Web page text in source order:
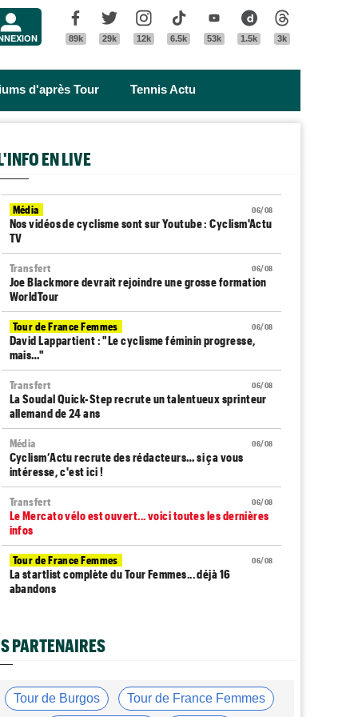
Facebook
89k
Twitter
29k
Instagram
12k
Tik Tok
6.5k
Youtube
53k
Dailymotion
1.5k 3k
d'après Tour Tennis Actu
EN LIVE
06/08
Média
Nos vidéos de cyclisme sont sur Youtube : Cyclism'Actu
TV
06/08
Transfert
Joe Blackmore devrait rejoindre une grosse formation
WorldTour
06/08
Tour de France Femmes
David Lappartient : "Le cyclisme féminin progresse,
mais…"
06/08
Transfert
La Soudal Quick-Step recrute un talentueux sprinteur
allemand de 24 ans
06/08
Média
Cyclism’Actu recrute des rédacteurs… si ça vous
intéresse, c'est ici !
06/08
Transfert
Le Mercato vélo est ouvert... voici toutes les dernières
infos
06/08
Tour de France Femmes
La startlist complète du Tour Femmes... déjà 16
abandons
profil…
La surprise Francisco Campos remporte la 1ère étape
PARTENAIRES
Tour de Burgos Tour de France Femmes